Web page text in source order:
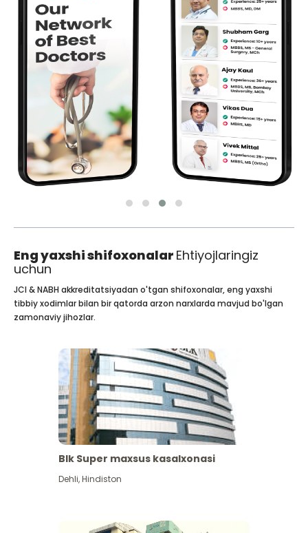
Eng yaxshi shifoxonalar Ehtiyojlaringiz
uchun
JCI & NABH akkreditatsiyadan o'tgan shifoxonalar, eng yaxshi
tibbiy xodimlar bilan bir qatorda arzon narxlarda mavjud bo'lgan
zamonaviy jihozlar.
Blk Super maxsus kasalxonasi
Dehli,Hindiston